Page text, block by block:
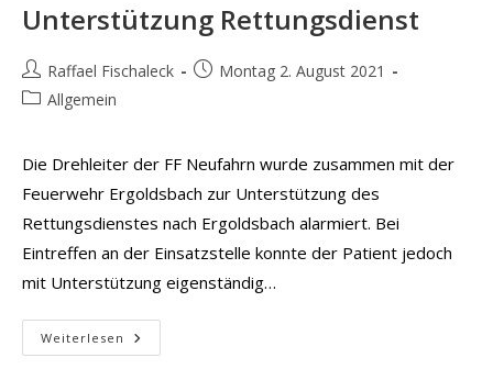
Unterstützung Rettungsdienst
Beitrags-
Autor:
Raffael Fischaleck
BeitragMontag 2. August 2021
Beitrags-
Allgemein
Die Drehleiter der FF Neufahrn wurde zusammen mit der
Feuerwehr Ergoldsbach zur Unterstützung des
Rettungsdienstes nach Ergoldsbach alarmiert. Bei
Eintreffen an der Einsatzstelle konnte der Patient jedoch
mit Unterstützung eigenständig…
Weiterlesen Unterstützung
Rettungsdienst